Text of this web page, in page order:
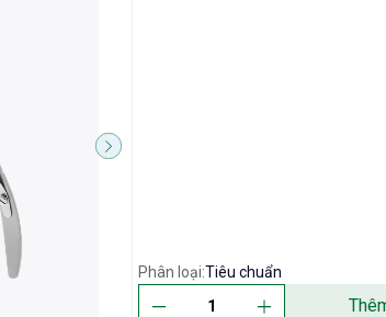
Phân loại:Tiêu chuẩn